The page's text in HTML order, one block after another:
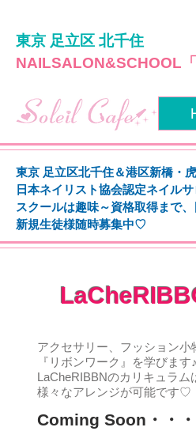
東京 足立区 北千住
NAILSALON&SCHOOL
東京 足立区北千住＆港区新橋・
日本ネイリスト協会認定ネイル
スクールは趣味～資格取得まで、
新規生徒様随時募集中♡
アクセサリー、フッション
『リボンワーク』を学びます♪
LaCheRIBBNのカリキュラ
様々なアレンジが可能です♡
Coming Soon・・・